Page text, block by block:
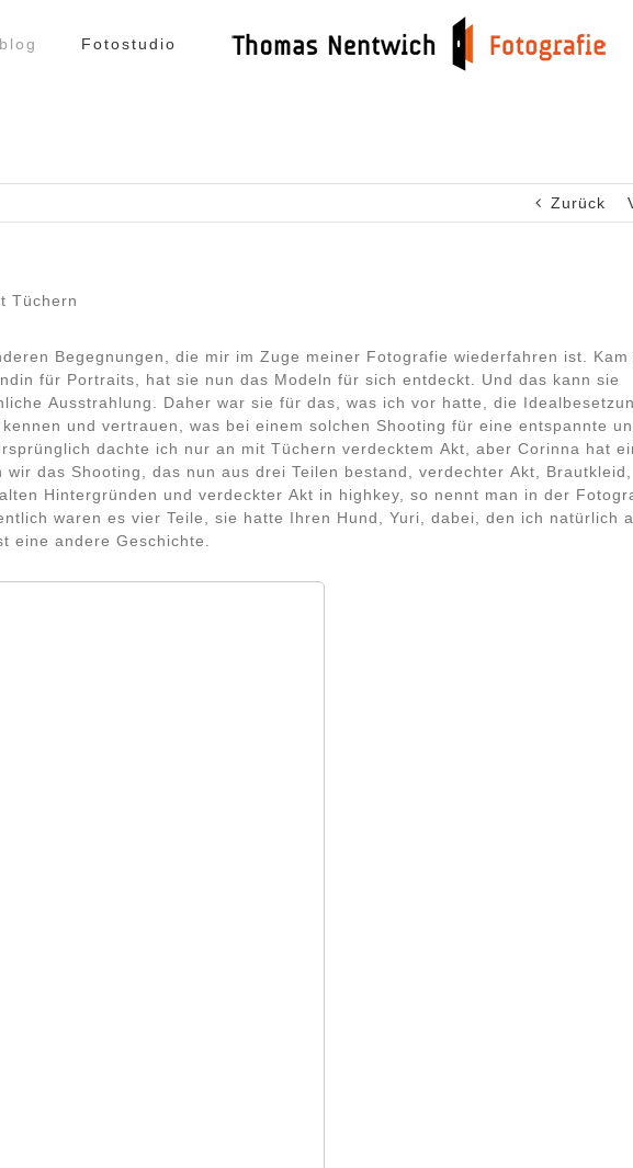
Fotostudio
Zurück
Begegnungen, die mir im Zuge meiner Fotografie wiederfahren ist. Kam
für Portraits, hat sie nun das Modeln für sich entdeckt. Und das kann sie
Ausstrahlung. Daher war sie für das, was ich vor hatte, die
und vertrauen, was bei einem solchen Shooting für eine entspannte
dachte ich nur an mit Tüchern verdecktem Akt, aber Corinna hat
das Shooting, das nun aus drei Teilen bestand, verdechter Akt, Brautkleid,
Hintergründen und verdeckter Akt in highkey, so nennt man in der
waren es vier Teile, sie hatte Ihren Hund, Yuri, dabei, den ich natürlich
eine andere Geschichte.